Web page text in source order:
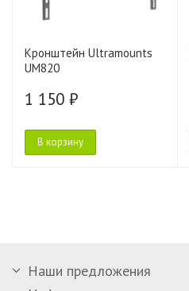
Кронштейн Ultramounts
UM820
1 150 ₽
В корзину
Наши предложения